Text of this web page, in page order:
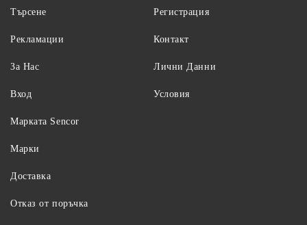
Търсене
Рекламации
За Нас
Вход
Регистрация
Контакт
Лични Данни
Условия
Maрката Sencor
Марки
Доставка
Отказ от поръчка